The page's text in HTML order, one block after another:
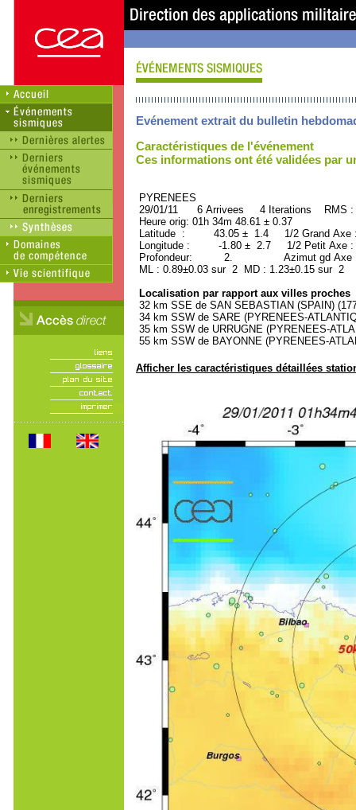
Evénement extrait du bulletin
Caractéristiques de l'événement
Ces informations ont été validées par
PYRENEES ORID :
29/01/11 6 Arrivees 4 Iterations RMS :
Heure orig: 01h 34m 48.61 ± 0.37
Latitude : 43.05 ± 1.4 1/2 Grand
Longitude : -1.80 ± 2.7 1/2 Petit Axe
Profondeur: 2. Azimut gd Axe :
ML : 0.89±0.03 sur 2 MD : 1.23±0.15 sur 2
Localisation par rapport aux villes proches
32 km SSE de SAN SEBASTIAN (SPAIN)
34 km SSW de SARE (PYRENEES-
35 km SSW de URRUGNE (PYRENEES-
55 km SSW de BAYONNE (PYRENEES-
Afficher les caractéristiques détaillées